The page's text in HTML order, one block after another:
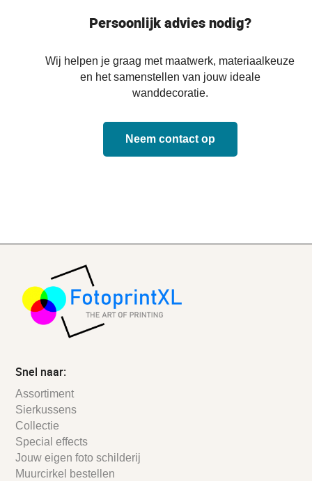
Persoonlijk advies nodig?
Wij helpen je graag met maatwerk, materiaalkeuze
en het samenstellen van jouw ideale
wanddecoratie.
Neem contact op
Snel naar:
Assortiment
Sierkussens
Collectie
Special effects
Jouw eigen foto schilderij
Muurcirkel bestellen